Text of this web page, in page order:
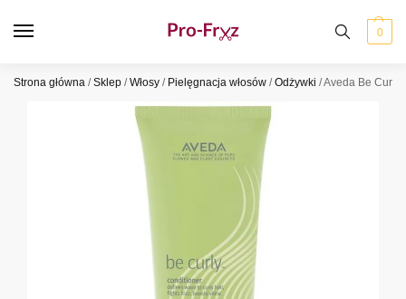
0
Strona główna /Sklep /Włosy / Pielęgnacja włosów /Odżywki /Aveda Be Curly